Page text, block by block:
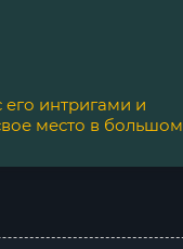
интригами и
место в большом